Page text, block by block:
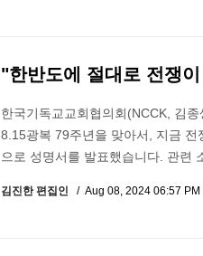
"한반도에 절대로 전쟁
한국기독교교회협의회(NCCK, 김
8.15광복 79주년을 맞아서, 지금 전
으로 성명서를 발표했습니다. 관련
김진한 편집인 Aug 08, 2024 06:57 PM